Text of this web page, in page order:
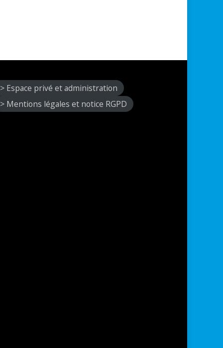
> Espace privé et administration
> Mentions légales et notice RGPD